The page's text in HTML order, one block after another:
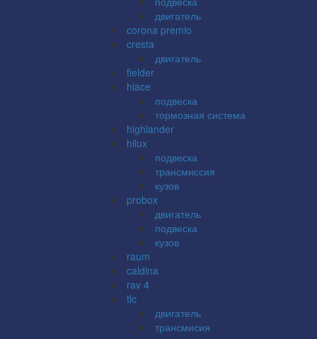
двигатель
corona premio
cresta
двигатель
fielder
hiace
подвеска
тормозная система
highlander
hilux
подвеска
трансмиссия
кузов
probox
двигатель
подвеска
кузов
raum
caldina
rav 4
tlc
двигатель
трансмисия